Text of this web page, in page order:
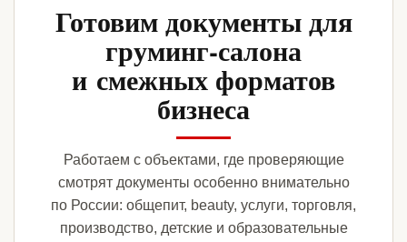
Готовим документы для
груминг-салона
и смежных форматов
бизнеса
Работаем с объектами, где проверяющие
смотрят документы особенно внимательно
по России: общепит, beauty, услуги, торговля,
производство, детские и образовательные